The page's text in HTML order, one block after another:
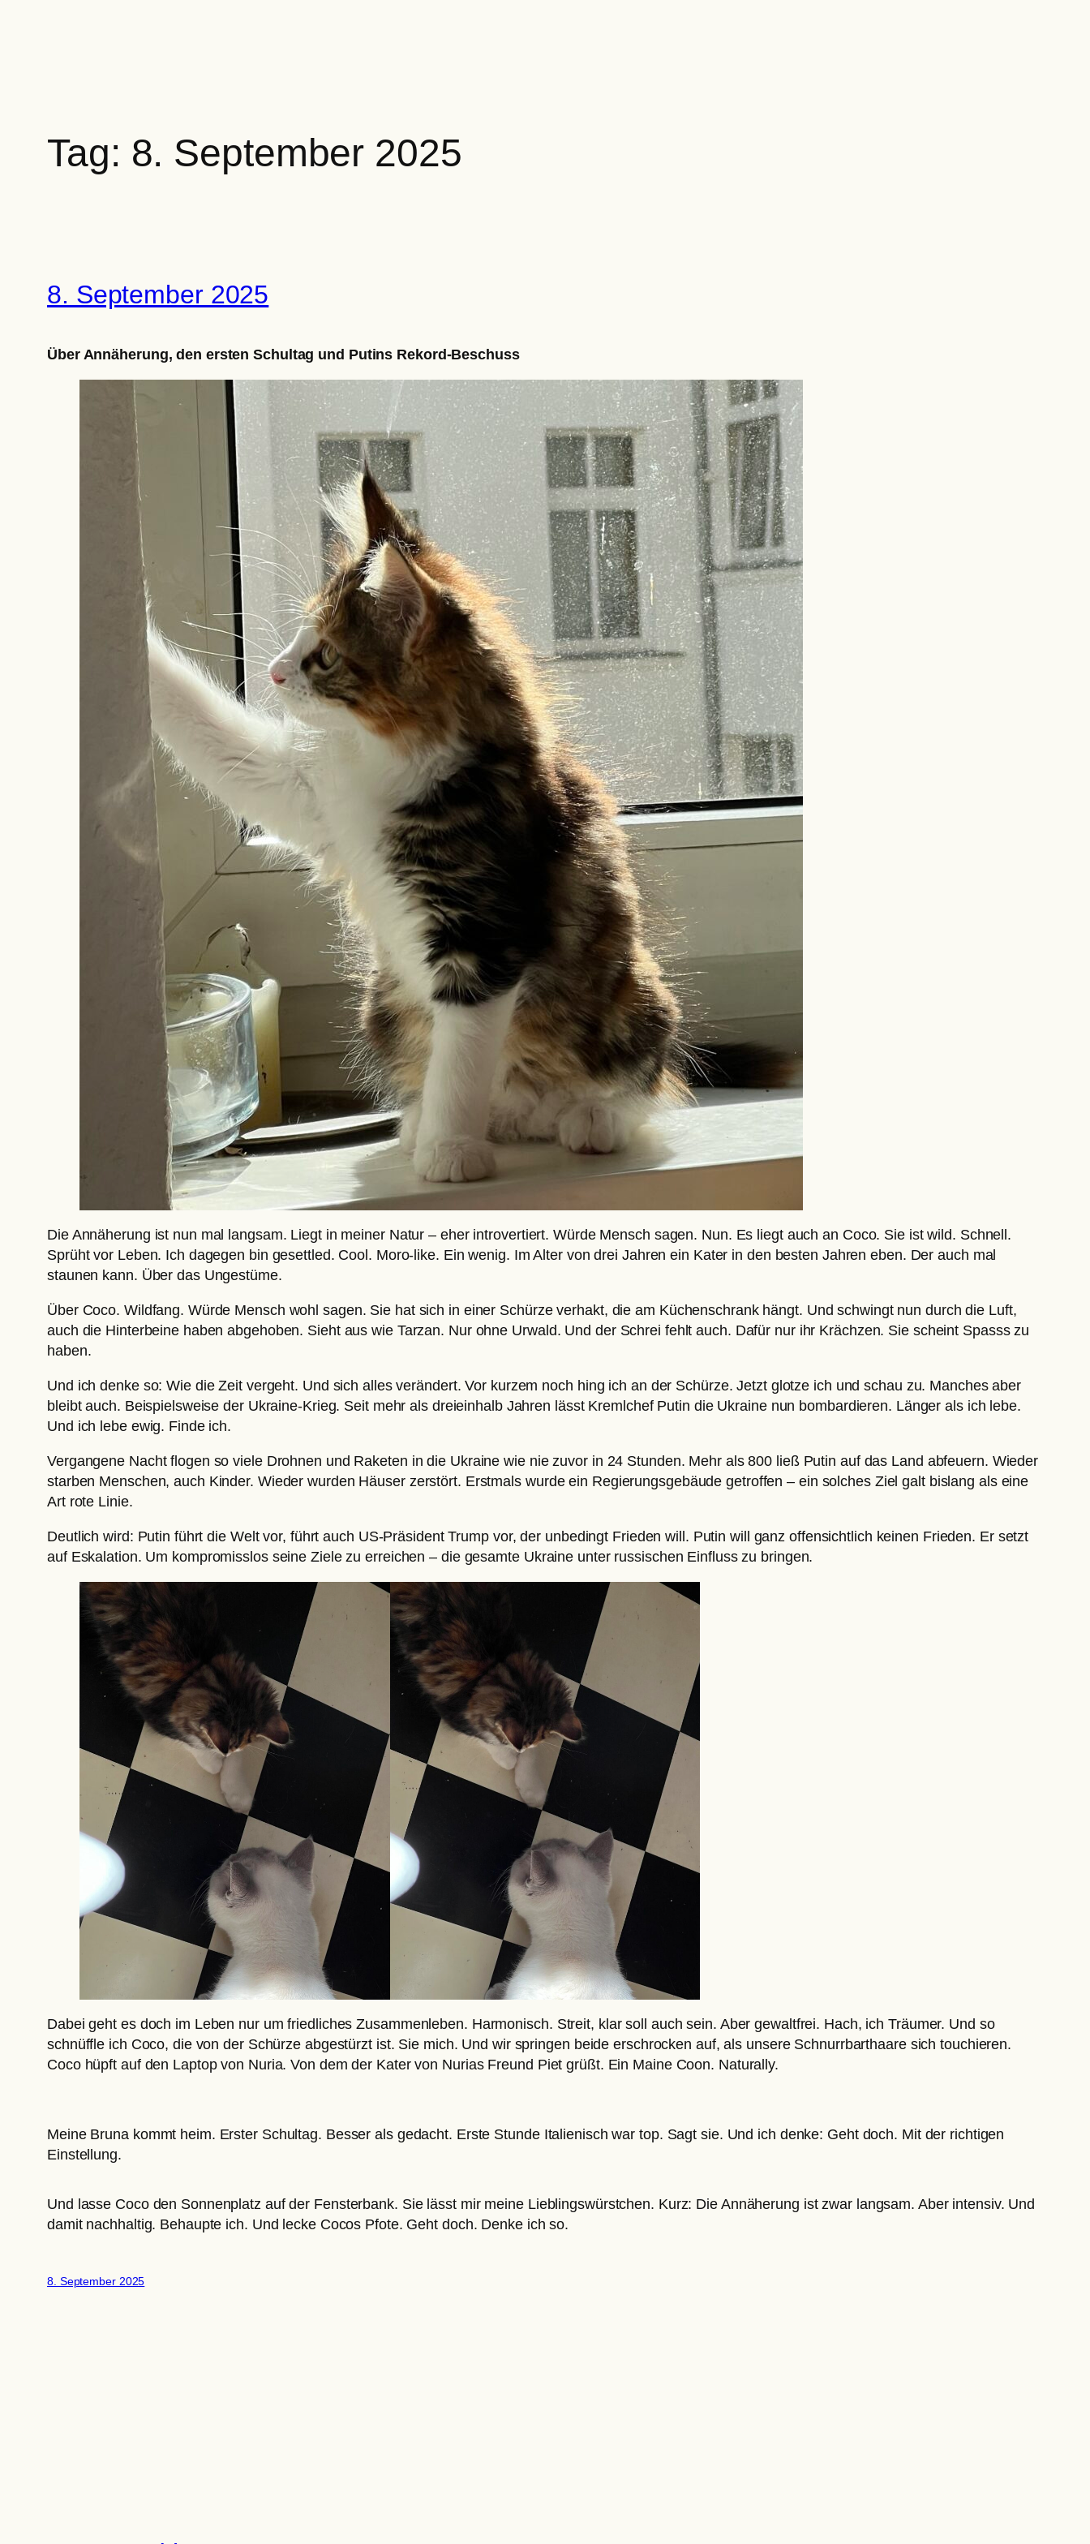
Tag: 8. September 2025
8. September 2025
Über Annäherung, den ersten Schultag und Putins Rekord-Beschuss
Die Annäherung ist nun mal langsam. Liegt in meiner Natur – eher introvertiert. Würde Mensch sagen. Nun. Es liegt auch an Coco. Sie ist wild. Schnell.
Sprüht vor Leben. Ich dagegen bin gesettled. Cool. Moro-like. Ein wenig. Im Alter von drei Jahren ein Kater in den besten Jahren eben. Der auch mal
staunen kann. Über das Ungestüme.
Über Coco. Wildfang. Würde Mensch wohl sagen. Sie hat sich in einer Schürze verhakt, die am Küchenschrank hängt. Und schwingt nun durch die Luft,
auch die Hinterbeine haben abgehoben. Sieht aus wie Tarzan. Nur ohne Urwald. Und der Schrei fehlt auch. Dafür nur ihr Krächzen. Sie scheint Spasss zu
haben.
Und ich denke so: Wie die Zeit vergeht. Und sich alles verändert. Vor kurzem noch hing ich an der Schürze. Jetzt glotze ich und schau zu. Manches aber
bleibt auch. Beispielsweise der Ukraine-Krieg. Seit mehr als dreieinhalb Jahren lässt Kremlchef Putin die Ukraine nun bombardieren. Länger als ich lebe.
Und ich lebe ewig. Finde ich.
Vergangene Nacht flogen so viele Drohnen und Raketen in die Ukraine wie nie zuvor in 24 Stunden. Mehr als 800 ließ Putin auf das Land abfeuern. Wieder
starben Menschen, auch Kinder. Wieder wurden Häuser zerstört. Erstmals wurde ein Regierungsgebäude getroffen – ein solches Ziel galt bislang als eine
Art rote Linie.
Deutlich wird: Putin führt die Welt vor, führt auch US-Präsident Trump vor, der unbedingt Frieden will. Putin will ganz offensichtlich keinen Frieden. Er setzt
auf Eskalation. Um kompromisslos seine Ziele zu erreichen – die gesamte Ukraine unter russischen Einfluss zu bringen.
Dabei geht es doch im Leben nur um friedliches Zusammenleben. Harmonisch. Streit, klar soll auch sein. Aber gewaltfrei. Hach, ich Träumer. Und so
schnüffle ich Coco, die von der Schürze abgestürzt ist. Sie mich. Und wir springen beide erschrocken auf, als unsere Schnurrbarthaare sich touchieren.
Coco hüpft auf den Laptop von Nuria. Von dem der Kater von Nurias Freund Piet grüßt. Ein Maine Coon. Naturally.
Meine Bruna kommt heim. Erster Schultag. Besser als gedacht. Erste Stunde Italienisch war top. Sagt sie. Und ich denke: Geht doch. Mit der richtigen
Einstellung.
Und lasse Coco den Sonnenplatz auf der Fensterbank. Sie lässt mir meine Lieblingswürstchen. Kurz: Die Annäherung ist zwar langsam. Aber intensiv. Und
damit nachhaltig. Behaupte ich. Und lecke Cocos Pfote. Geht doch. Denke ich so.
8. September 2025